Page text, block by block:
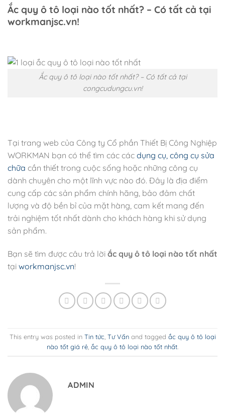
Ắc quy ô tô loại nào tốt nhất? – Có tất cả tại
workmanjsc.vn!
Ắc quy ô tô loại nào tốt nhất? – Có tất cả tại
congcudungcu.vn!
Tại trang web của Công ty Cổ phần Thiết Bị Công Nghiệp
WORKMAN bạn có thể tìm các các dụng cụ, công cụ sửa
chữa cần thiết trong cuộc sống hoặc những công cụ
dành chuyên cho một lĩnh vực nào đó. Đây là địa điểm
cung cấp các sản phẩm chính hãng, bảo đảm chất
lượng và độ bền bỉ của mặt hàng, cam kết mang đến
trải nghiệm tốt nhất dành cho khách hàng khi sử dụng
sản phẩm.
Bạn sẽ tìm được câu trả lời ắc quy ô tô loại nào tốt nhất
tại workmanjsc.vn!
This entry was posted in Tin tức Tư Vấnand tagged ắc quy ô tô loại
nào tốt giá rẻ ắc quy ô tô loại nào tốt nhất
ADMIN